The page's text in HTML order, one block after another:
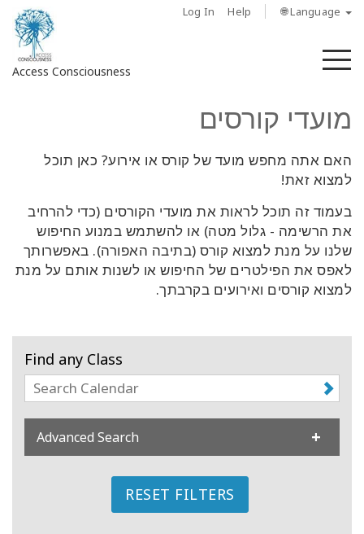
Log In Help 🌐 Language
Access Consciousness
אנחנו
Regions
קורסים
מנחים
מועדי קורסים
האם אתה מחפש מועד של קורס או אירוע? כאן תוכל
למצוא זאת!
בעמוד זה תוכל לראות את מועדי הקורסים (כדי להרחיב
את הרשימה - גלול מטה) או להשתמש במנוע החיפוש
שלנו על מנת למצוא קורס (בתיבה האפורה). באפשרותך
לאפס את הפילטרים של החיפוש או לשנות אותם על מנת
למצוא קורסים ואירועים בקרבתך.
Find any Class
Advanced Search
RESET FILTERS